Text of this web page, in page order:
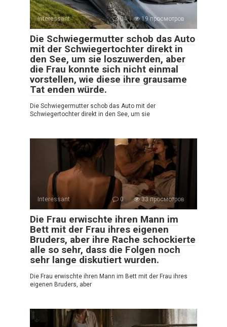
Interessant 0 19 просмотров
Die Schwiegermutter schob das Auto
mit der Schwiegertochter direkt in
den See, um sie loszuwerden, aber
die Frau konnte sich nicht einmal
vorstellen, wie diese ihre grausame
Tat enden würde.
Die Schwiegermutter schob das Auto mit der
Schwiegertochter direkt in den See, um sie
Interessant 0 33 просмотров
Die Frau erwischte ihren Mann im
Bett mit der Frau ihres eigenen
Bruders, aber ihre Rache schockierte
alle so sehr, dass die Folgen noch
sehr lange diskutiert wurden.
Die Frau erwischte ihren Mann im Bett mit der Frau ihres
eigenen Bruders, aber